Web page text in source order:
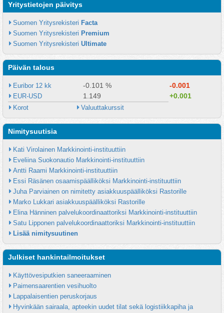
Yritystietojen päivitys
Suomen Yritysrekisteri Facta
Suomen Yritysrekisteri Premium
Suomen Yritysrekisteri Ultimate
Päivän talous
Euribor 12 kk -0.101 % -0.001
EUR-USD 1.149 +0.001
Korot Valuuttakurssit
Nimitysuutisia
Kati Virolainen Markkinointi-instituuttiin
Eveliina Suokonautio Markkinointi-instituuttiin
Antti Raami Markkinointi-instituuttiin
Essi Räsänen osaamispäälliköksi Markkinointi-instituuttiin
Juha Parviainen on nimitetty asiakkuuspäälliköksi Rastorille
Marko Lukkari asiakkuuspäälliköksi Rastorille
Elina Hänninen palvelukoordinaattoriksi Markkinointi-instituuttiin
Satu Lipponen palvelukoordinaattoriksi Markkinointi-instituuttiin
Lisää nimitysuutinen
Julkiset hankintailmoitukset
Käyttövesiputkien saneeraaminen
Paimensaarentien vesihuolto
Lappalaisentien peruskorjaus
Hyvinkään sairaala, apteekin uudet tilat sekä logistiikkapiha ja